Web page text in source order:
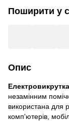
Поширити у
Опис
незамінним
використана для
комп'ютерів,